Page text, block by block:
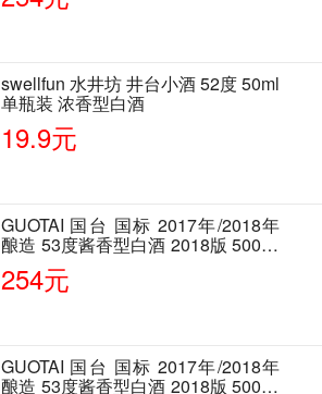
swellfun 水井坊 井台小酒 52度 50ml
单瓶装 浓香型白酒
19.9元
GUOTAI 国台 国标 2017年/2018年
酿造 53度酱香型白酒 2018版 500ml
单瓶装
254元
GUOTAI 国台 国标 2017年/2018年
酿造 53度酱香型白酒 2018版 500ml